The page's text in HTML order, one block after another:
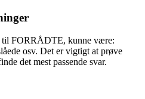
til FORRÅDTE, kunne være:
osv. Det er vigtigt at prøve
det mest passende svar.